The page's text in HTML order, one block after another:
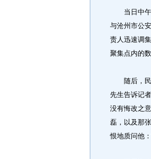
当日中午
与沧州市公
责人迅速调
聚集点内的
随后，民
先生告诉记
没有悔改之
磊，以及那
恨地质问他